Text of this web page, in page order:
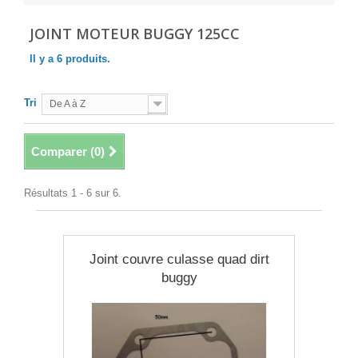
JOINT MOTEUR BUGGY 125CC
Il y a 6 produits.
Tri De A à Z
Comparer (0)
Résultats 1 - 6 sur 6.
Joint couvre culasse quad dirt
buggy